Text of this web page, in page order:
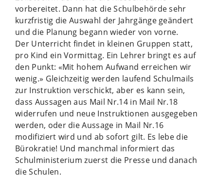
vorbereitet. Dann hat die Schulbehörde sehr
kurzfristig die Auswahl der Jahrgänge geändert
und die Planung begann wieder von vorne.
Der Unterricht findet in kleinen Gruppen statt,
pro Kind ein Vormittag. Ein Lehrer bringt es auf
den Punkt: «Mit hohem Aufwand erreichen wir
wenig.» Gleichzeitig werden laufend Schulmails
zur Instruktion verschickt, aber es kann sein,
dass Aussagen aus Mail Nr.14 in Mail Nr.18
widerrufen und neue Instruktionen ausgegeben
werden, oder die Aussage in Mail Nr.16
modifiziert wird und ab sofort gilt. Es lebe die
Bürokratie! Und manchmal informiert das
Schulministerium zuerst die Presse und danach
die Schulen.